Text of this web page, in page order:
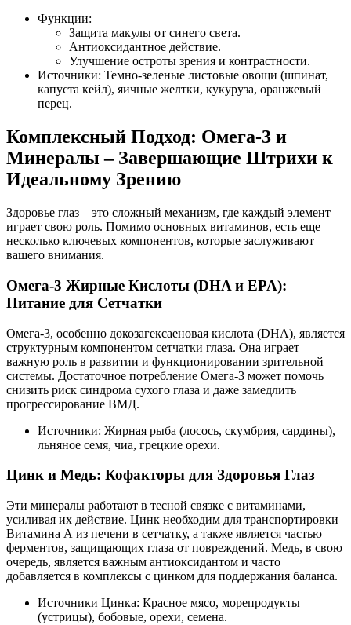
Функции:
Защита макулы от синего света.
Антиоксидантное действие.
Улучшение остроты зрения и контрастности.
Источники: Темно-зеленые листовые овощи (шпинат,
капуста кейл), яичные желтки, кукуруза, оранжевый
перец.
Комплексный Подход: Омега-3 и
Минералы – Завершающие Штрихи к
Идеальному Зрению
Здоровье глаз – это сложный механизм, где каждый элемент
играет свою роль. Помимо основных витаминов, есть еще
несколько ключевых компонентов, которые заслуживают
вашего внимания.
Омега-3 Жирные Кислоты (DHA и EPA):
Питание для Сетчатки
Омега-3, особенно докозагексаеновая кислота (DHA), является
структурным компонентом сетчатки глаза. Она играет
важную роль в развитии и функционировании зрительной
системы. Достаточное потребление Омега-3 может помочь
снизить риск синдрома сухого глаза и даже замедлить
прогрессирование ВМД.
Источники: Жирная рыба (лосось, скумбрия, сардины),
льняное семя, чиа, грецкие орехи.
Цинк и Медь: Кофакторы для Здоровья Глаз
Эти минералы работают в тесной связке с витаминами,
усиливая их действие. Цинк необходим для транспортировки
Витамина А из печени в сетчатку, а также является частью
ферментов, защищающих глаза от повреждений. Медь, в свою
очередь, является важным антиоксидантом и часто
добавляется в комплексы с цинком для поддержания баланса.
Источники Цинка: Красное мясо, морепродукты
(устрицы), бобовые, орехи, семена.